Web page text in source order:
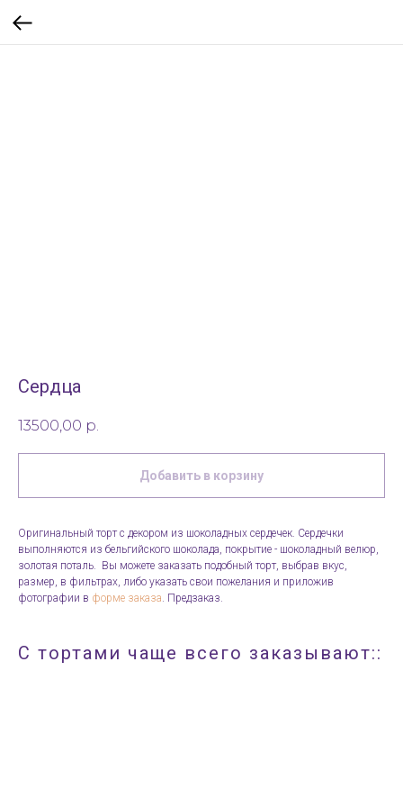
Сердца
13500,00 р.
Добавить в корзину
Оригинальный торт с декором из шоколадных сердечек. Сердечки
выполняются из бельгийского шоколада, покрытие - шоколадный велюр,
золотая поталь. Вы можете заказать подобный торт, выбрав вкус,
размер, в фильтрах, либо указать свои пожелания и приложив
фотографии в форме заказа. Предзаказ.
С тортами чаще всего заказывают::